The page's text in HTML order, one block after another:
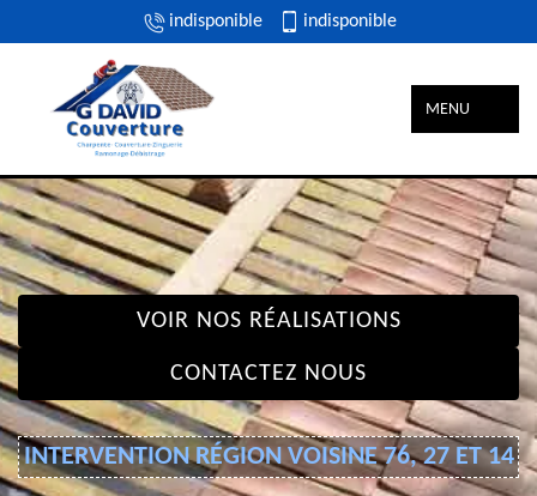
indisponible indisponible
MENU
VOIR NOS RÉALISATIONS
CONTACTEZ NOUS
INTERVENTION RÉGION VOISINE 76, 27 ET 14